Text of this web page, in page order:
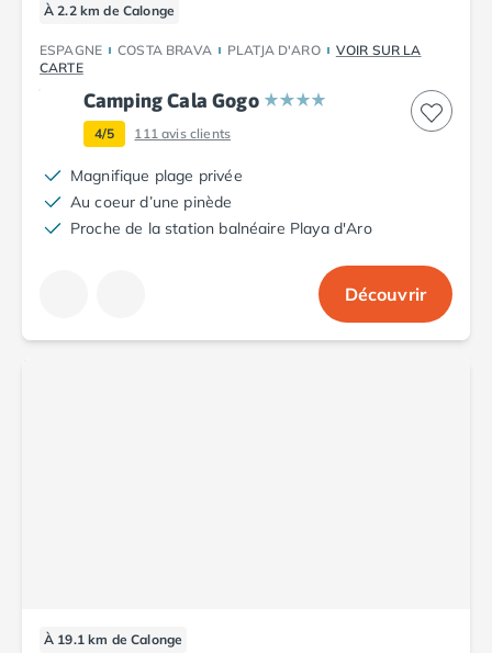
À 2.2 km de Calonge
ESPAGNE COSTA BRAVA PLATJA D'ARO
VOIR SUR LA
CARTE
Camping Cala Gogo
4/5 111avis clients
Magnifique plage privée
Au coeur d’une pinède
Proche de la station balnéaire Playa d'Aro
Découvrir
À 19.1 km de Calonge